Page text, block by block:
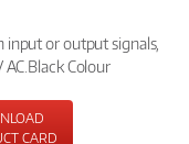
or output signals,
Colour
CARD